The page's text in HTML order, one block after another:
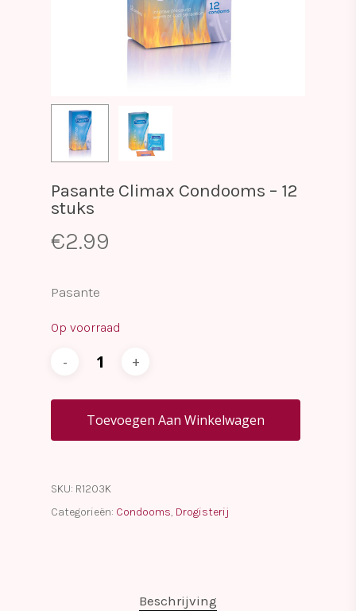
Pasante Climax Condooms – 12
stuks
€2.99
Pasante
Op voorraad
Toevoegen Aan Winkelwagen
SKU: R1203K
Categorieën: Condooms, Drogisterij
Beschrijving